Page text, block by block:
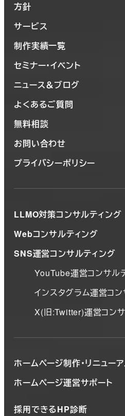
方針
サービス
制作実績一覧
セミナー・イベント
ニュース＆ブログ
よくあるご質問
無料相談
お問い合わせ
プライバシーポリシー
LLMO対策コンサルティング
Webコンサルティング
SNS運営コンサルティング
YouTube運営コンサル
インスタグラム運営コ
X(旧:Twitter)運営コン
ホームページ制作・リニュー
ホームページ運営サポート
採用できるHP診断